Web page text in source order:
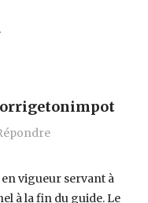
vigueur servant à
à la fin du guide. Le